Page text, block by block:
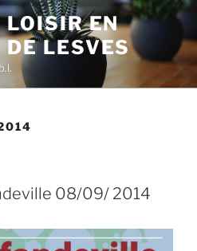
LOISIR EN
LESVES
08/09/ 2014